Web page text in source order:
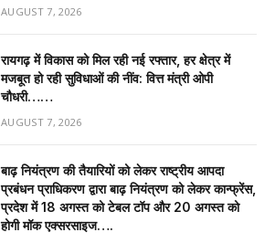
AUGUST 7, 2026
रायगढ़ में विकास को मिल रही नई रफ्तार, हर क्षेत्र में
मजबूत हो रही सुविधाओं की नींव: वित्त मंत्री ओपी
चौधरी……
AUGUST 7, 2026
बाढ़ नियंत्रण की तैयारियों को लेकर राष्ट्रीय आपदा
प्रबंधन प्राधिकरण द्वारा बाढ़ नियंत्रण को लेकर कान्फ्रेंस,
प्रदेश में 18 अगस्त को टेबल टॉप और 20 अगस्त को
होगी मॉक एक्सरसाइज….